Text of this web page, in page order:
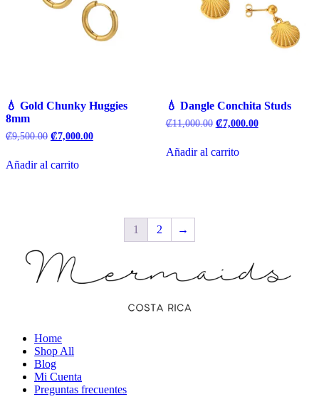
💧 Gold Chunky Huggies
8mm
₡9,500.00 El
era:
₡7,000.00El
Añadir al carrito
💧 Dangle Conchita Studs
₡11,000.00 El
era:
₡7,000.00El
Añadir al carrito
1 2 →
Home
Shop All
Blog
Mi Cuenta
Preguntas frecuentes